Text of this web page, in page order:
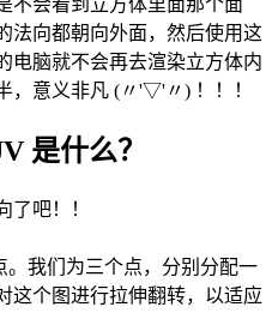
不会看到立方体里面那个面
法向都朝向外面，然后使用这
电脑就不会再去渲染立方体内
，意义非凡 (〃'▽'〃) ！！！
是什么？
了吧！！
我们为三个点，分别分配一
这个图进行拉伸翻转，以适应